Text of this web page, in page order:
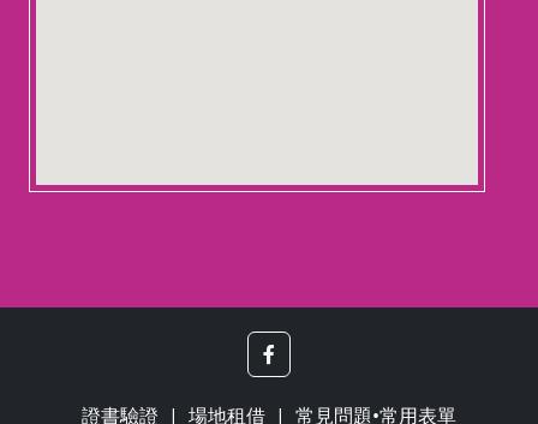
證書驗證 場地租借 常見問題•常用表單